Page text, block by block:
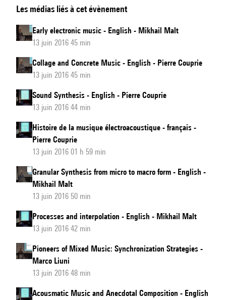
processes
in
music
English
Les médias liés à cet évènement
Early electronic music - English - Mikhail Malt
13 juin 2016 45 min
Collage and Concrete Music - English - Pierre Couprie
13 juin 2016 45 min
Sound Synthesis - English - Pierre Couprie
13 juin 2016 44 min
Histoire de la musique électroacoustique - français -
Pierre Couprie
13 juin 2016 01 h 59 min
Granular Synthesis from micro to macro form - English -
Mikhail Malt
13 juin 2016 50 min
Processes and interpolation - English - Mikhail Malt
13 juin 2016 42 min
Pioneers of Mixed Music: Synchronization Strategies -
Marco Liuni
13 juin 2016 48 min
Acousmatic Music and Anecdotal Composition - English